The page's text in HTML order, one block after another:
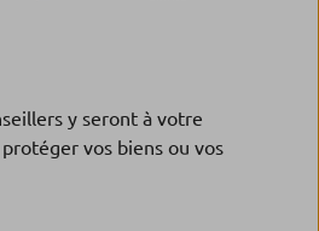
y seront à votre
vos biens ou vos